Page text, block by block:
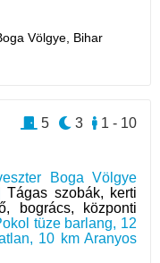
Völgye, Bihar
Boga Völgye
|Tágas szobák, kerti
bogrács, központi
tüze barlang, 12
10 km Aranyos
1 - 10
3
5